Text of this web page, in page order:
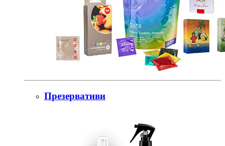
Презервативи